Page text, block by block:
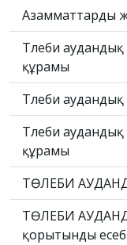
Азамматтарды
Төлеби
құрамы
Төлеби
Төлеби
құрамы
ТӨЛЕБИ
ТӨЛЕБИ
қорытынды